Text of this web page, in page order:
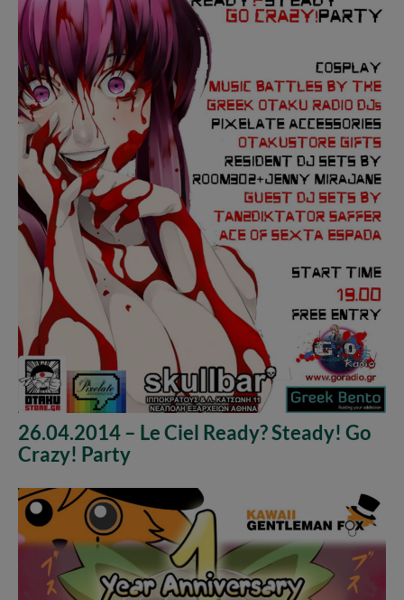
26.04.2014 – Le Ciel Ready? Steady! Go
Crazy! Party